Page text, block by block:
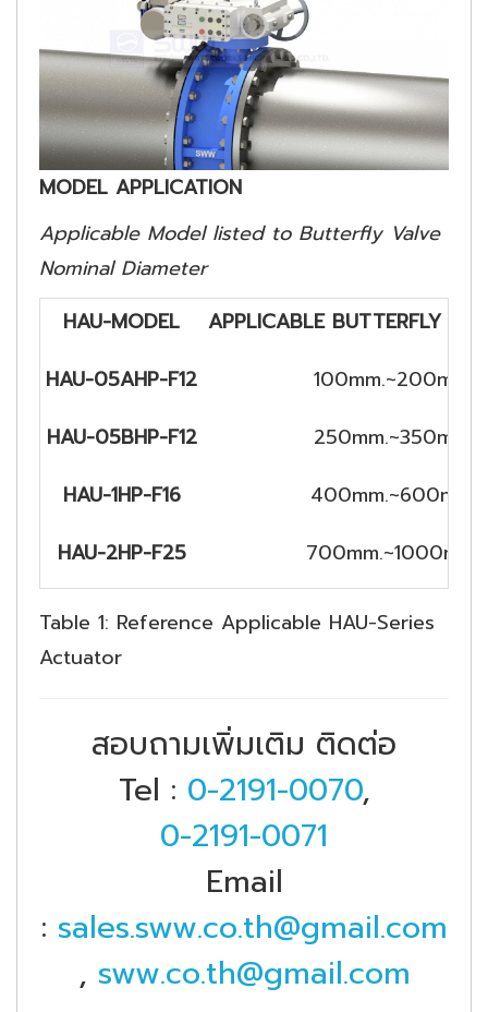
MODEL APPLICATION
Applicable Model listed to Butterfly Valve
Nominal Diameter
HAU-MODEL
APPLICABLE BUTTERFLY
HAU-05AHP-F12
100mm.~200mm.
HAU-05BHP-F12
250mm.~350mm.
HAU-1HP-F16
400mm.~600mm.
HAU-2HP-F25
700mm.~1000mm.
Table 1: Reference Applicable HAU-Series
Actuator
สอบถามเพิ่มเติม ติดต่อ
Tel : 0-2191-0070,
0-2191-0071
Email
: sales.sww.co.th@gmail.com
, sww.co.th@gmail.com